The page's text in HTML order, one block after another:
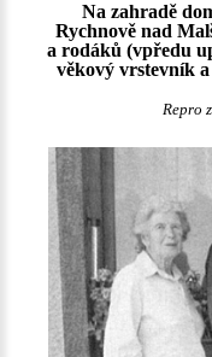
Na zahradě
Rychnově nad
a rodáků (vpředu
věkový vrstevník
Repro